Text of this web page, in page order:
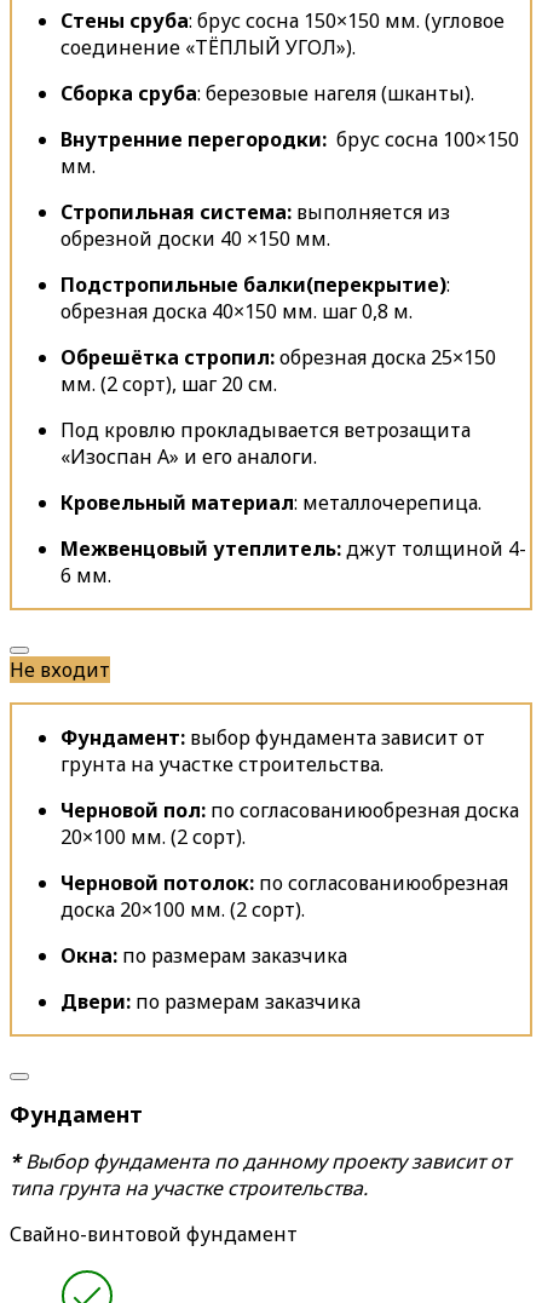
Стены сруба: брус сосна 150×150 мм. (угловое
соединение «ТЁПЛЫЙ УГОЛ»).
Сборка сруба: березовые нагеля (шканты).
Внутренние перегородки: брус сосна 100×150
мм.
Стропильная система: выполняется из
обрезной доски 40 ×150 мм.
Подстропильные балки(перекрытие):
обрезная доска 40×150 мм. шаг 0,8 м.
Обрешётка стропил:обрезная доска 25×150
мм. (2 сорт), шаг 20 см.
Под кровлю прокладывается ветрозащита
«Изоспан А» и его аналоги.
Кровельный материал: металлочерепица.
Межвенцовый утеплитель:джут толщиной 4-
6 мм.
Не входит
Фундамент: выбор фундамента зависит от
грунта на участке строительства.
Черновой пол: по согласованиюобрезная доска
20×100 мм. (2 сорт).
Черновой потолок: по согласованиюобрезная
доска 20×100 мм. (2 сорт).
Окна: по размерам заказчика
Двери: по размерам заказчика
Фундамент
*Выбор фундамента по данному проекту зависит от
типа грунта на участке строительства.
Свайно-винтовой фундамент